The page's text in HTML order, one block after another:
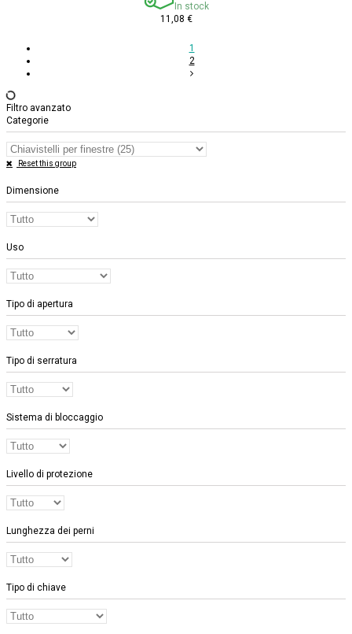
In stock
11,08 €
1
2
Filtro avanzato
Categorie
Reset this group
Dimensione
Uso
Tipo di apertura
Tipo di serratura
Sistema di bloccaggio
Livello di protezione
Lunghezza dei perni
Tipo di chiave